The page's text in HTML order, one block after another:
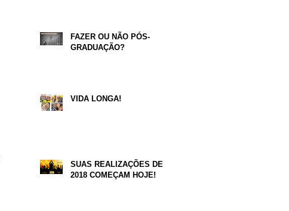
FAZER OU NÃO PÓS-
GRADUAÇÃO?
VIDA LONGA!
SUAS REALIZAÇÕES DE
2018 COMEÇAM HOJE!